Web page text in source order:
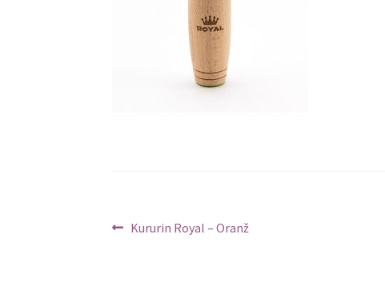
Navigeerimine
Previous
Kururin Royal – Oranž